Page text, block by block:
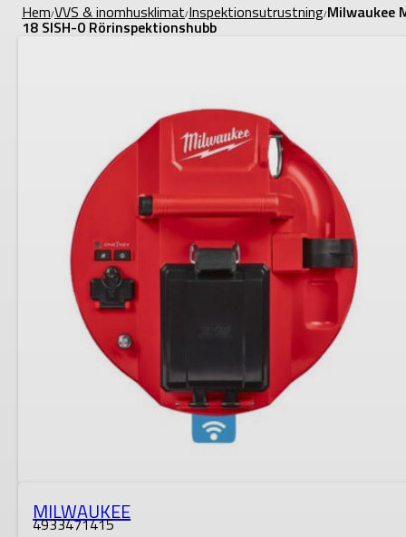
Hem/VVS & inomhusklimat/Inspektionsutrustning/Milwaukee
18 SISH-0 Rörinspektionshubb
MILWAUKEE
4933471415